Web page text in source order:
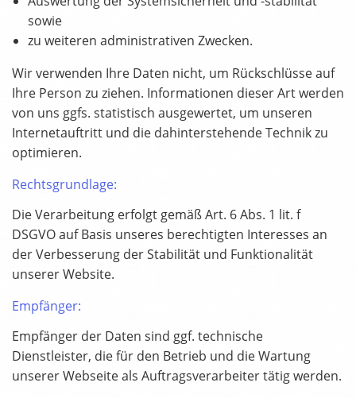
sowie
zu weiteren administrativen Zwecken.
Wir verwenden Ihre Daten nicht, um Rückschlüsse auf
Ihre Person zu ziehen. Informationen dieser Art werden
von uns ggfs. statistisch ausgewertet, um unseren
Internetauftritt und die dahinterstehende Technik zu
optimieren.
Rechtsgrundlage:
Die Verarbeitung erfolgt gemäß Art. 6 Abs. 1 lit. f
DSGVO auf Basis unseres berechtigten Interesses an
der Verbesserung der Stabilität und Funktionalität
unserer Website.
Empfänger:
Empfänger der Daten sind ggf. technische
Dienstleister, die für den Betrieb und die Wartung
unserer Webseite als Auftragsverarbeiter tätig werden.